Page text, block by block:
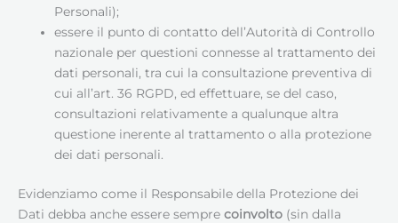
Personali);
essere il punto di contatto dell’Autorità di Controllo
nazionale per questioni connesse al trattamento dei
dati personali, tra cui la consultazione preventiva di
cui all’art. 36 RGPD, ed effettuare, se del caso,
consultazioni relativamente a qualunque altra
questione inerente al trattamento o alla protezione
dei dati personali.
Evidenziamo come il Responsabile della Protezione dei
Dati debba anche essere sempre coinvolto (sin dalla